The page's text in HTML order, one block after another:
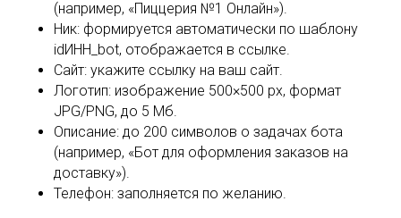
(например, «Пиццерия №1 Онлайн»).
Ник: формируется автоматически по шаблону
idИНН_bot, отображается в ссылке.
Сайт: укажите ссылку на ваш сайт.
Логотип: изображение 500×500 px, формат
JPG/PNG, до 5 Мб.
Описание: до 200 символов о задачах бота
(например, «Бот для оформления заказов на
доставку»).
Телефон: заполняется по желанию.